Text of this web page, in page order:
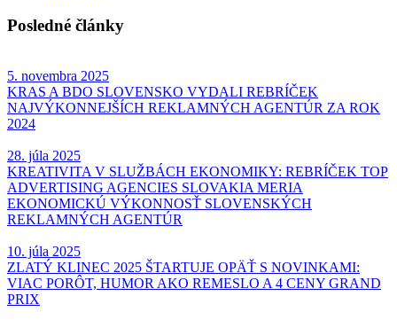
Posledné články
5. novembra 2025
KRAS A BDO SLOVENSKO VYDALI REBRÍČEK
NAJVÝKONNEJŠÍCH REKLAMNÝCH AGENTÚR ZA ROK
2024
28. júla 2025
KREATIVITA V SLUŽBÁCH EKONOMIKY: REBRÍČEK TOP
ADVERTISING AGENCIES SLOVAKIA MERIA
EKONOMICKÚ VÝKONNOSŤ SLOVENSKÝCH
REKLAMNÝCH AGENTÚR
10. júla 2025
ZLATÝ KLINEC 2025 ŠTARTUJE OPÄŤ S NOVINKAMI:
VIAC PORÔT, HUMOR AKO REMESLO A 4 CENY GRAND
PRIX